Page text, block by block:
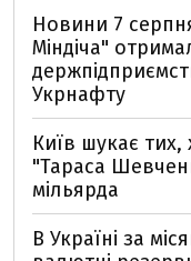
Новини 7
Міндіча"
Укрнафту
Київ шукає тих,
"Тараса
мільярда
В Україні за